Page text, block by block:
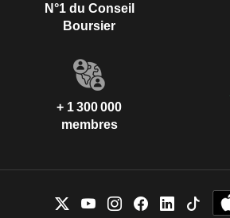
N°1 du Conseil
Boursier
+ 1 300 000
membres